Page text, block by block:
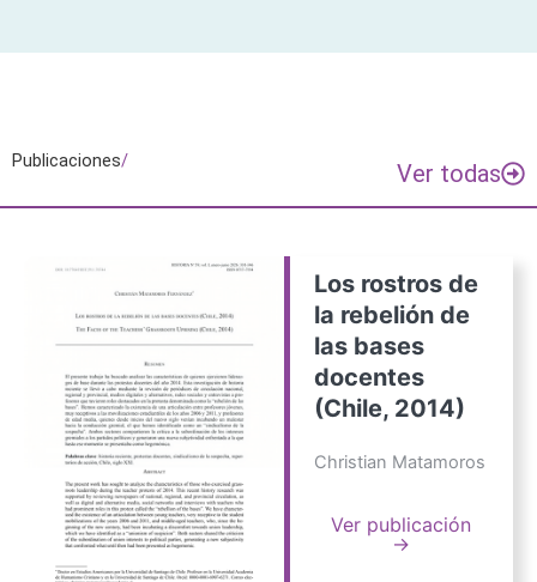
Publicaciones/ Ver todas
Los rostros de
la rebelión de
las bases
docentes
(Chile, 2014)
Christian Matamoros
Ver publicación
→